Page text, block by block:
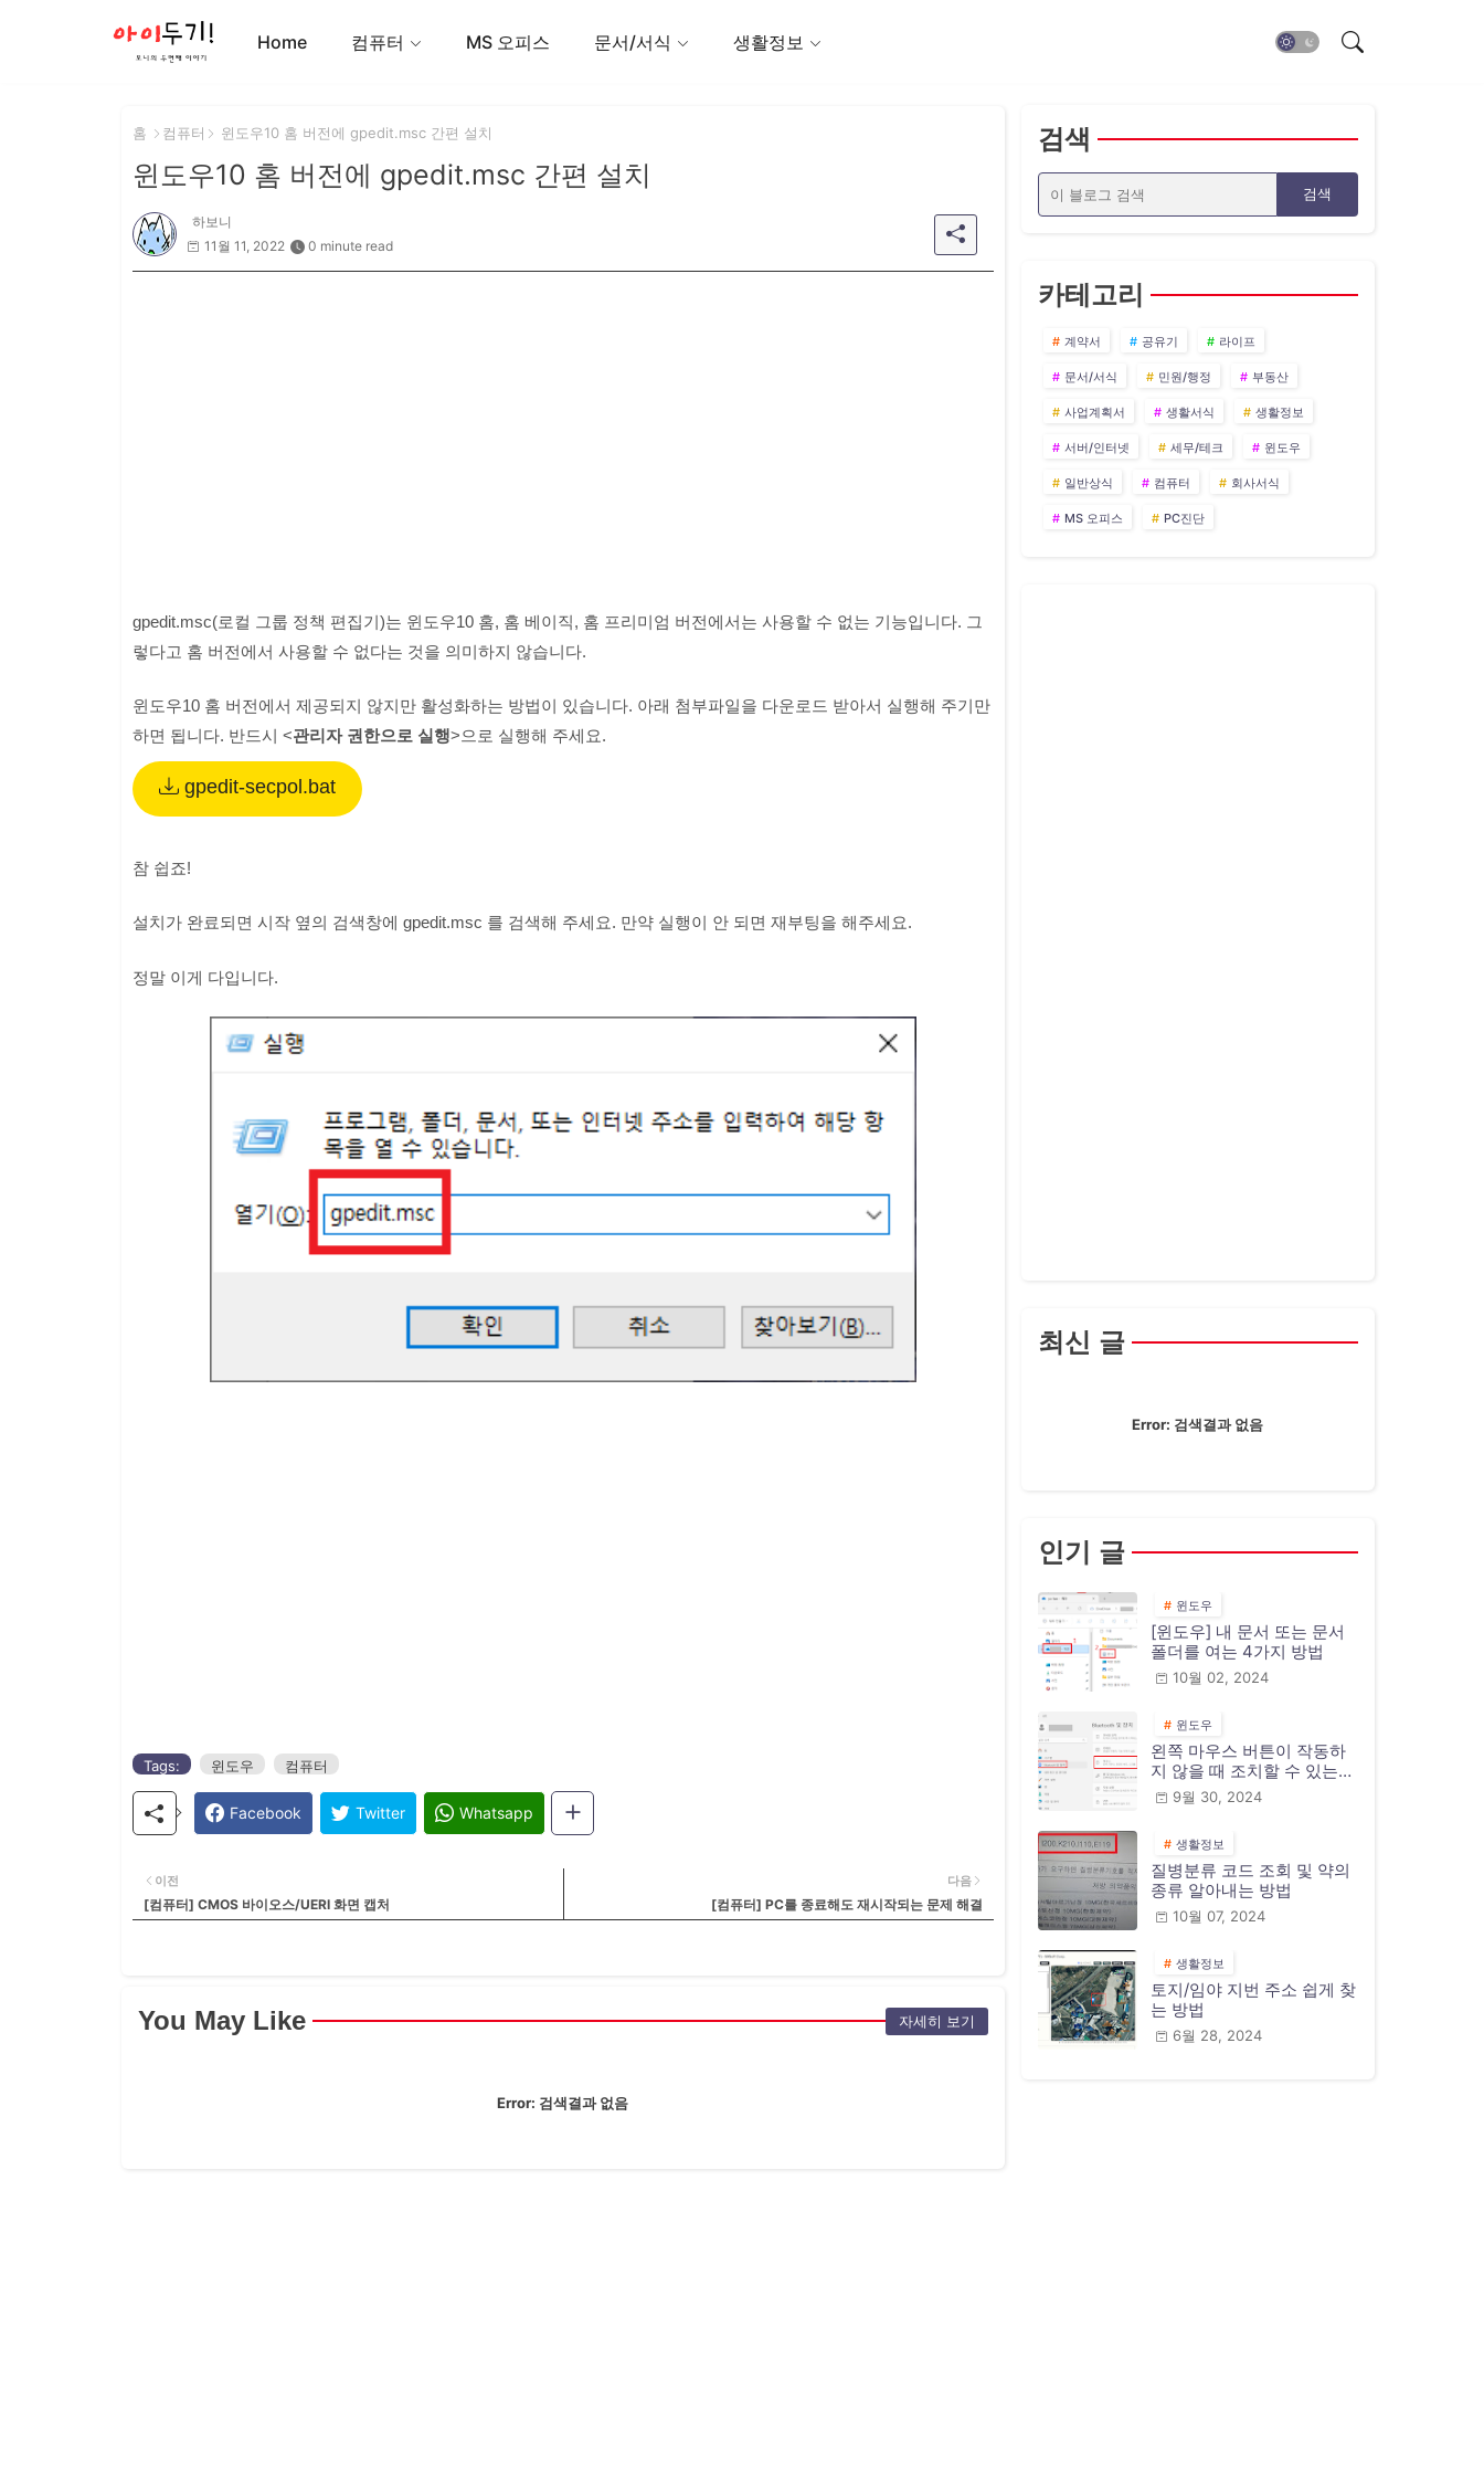
Home 컴퓨터 MS 오피스 문서/서식 생활정보
홈 컴퓨터 윈도우10 홈 버전에 gpedit.msc 간편 설치
윈도우10 홈 버전에 gpedit.msc 간편 설치
하보니
11월 11, 2022
0 minute read
gpedit.msc(로컬 그룹 정책 편집기)는 윈도우10 홈, 홈 베이직, 홈 프리미엄 버전에서는 사용할 수 없는 기능입니다. 그
렇다고 홈 버전에서 사용할 수 없다는 것을 의미하지 않습니다.
윈도우10 홈 버전에서 제공되지 않지만 활성화하는 방법이 있습니다. 아래 첨부파일을 다운로드 받아서 실행해 주기만
하면 됩니다. 반드시 <관리자 권한으로 실행>으로 실행해 주세요.
gpedit-secpol.bat
참 쉽죠!
설치가 완료되면 시작 옆의 검색창에 gpedit.msc 를 검색해 주세요. 만약 실행이 안 되면 재부팅을 해주세요.
정말 이게 다입니다.
Tags: 윈도우 컴퓨터
Facebook Twitter Whatsapp
다음
[컴퓨터] PC를 종료해도 재시작되는 문제 해결
이전
[컴퓨터] CMOS 바이오스/UERI 화면 캡처
You May Like 자세히 보기
Error: 검색결과 없음
검색
카테고리
계약서 공유기 라이프
문서/서식 민원/행정 부동산
사업계획서 생활서식 생활정보
서버/인터넷 세무/테크 윈도우
일반상식 컴퓨터 회사서식
MS 오피스 PC진단
최신 글
Error: 검색결과 없음
인기 글
윈도우
[윈도우] 내 문서 또는 문서
폴더를 여는 4가지 방법
10월 02, 2024
윈도우
왼쪽 마우스 버튼이 작동하
지 않을 때 조치할 수 있는
10가지 방법
9월 30, 2024
생활정보
질병분류 코드 조회 및 약의
종류 알아내는 방법
10월 07, 2024
생활정보
토지/임야 지번 주소 쉽게 찾
는 방법
6월 28, 2024